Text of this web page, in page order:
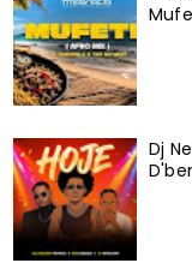
Dj